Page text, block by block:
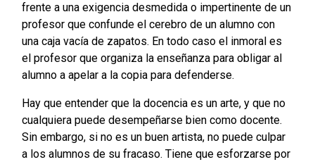
frente a una exigencia desmedida o impertinente de un
profesor que confunde el cerebro de un alumno con
una caja vacía de zapatos. En todo caso el inmoral es
el profesor que organiza la enseñanza para obligar al
alumno a apelar a la copia para defenderse.
Hay que entender que la docencia es un arte, y que no
cualquiera puede desempeñarse bien como docente.
Sin embargo, si no es un buen artista, no puede culpar
a los alumnos de su fracaso. Tiene que esforzarse por